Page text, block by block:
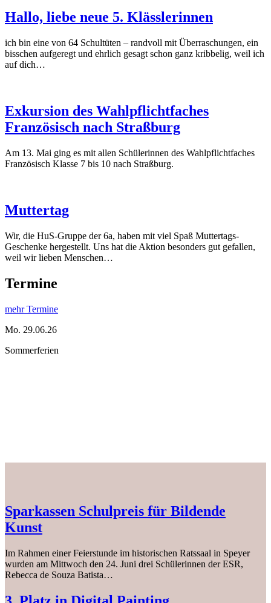
Hallo, liebe neue 5. Klässlerinnen
ich bin eine von 64 Schultüten – randvoll mit Überraschungen, ein
bisschen aufgeregt und ehrlich gesagt schon ganz kribbelig, weil ich
auf dich…
Exkursion des Wahlpflichtfaches
Französisch nach Straßburg
Am 13. Mai ging es mit allen Schülerinnen des Wahlpflichtfaches
Französisch Klasse 7 bis 10 nach Straßburg.
Muttertag
Wir, die HuS-Gruppe der 6a, haben mit viel Spaß Muttertags-
Geschenke hergestellt. Uns hat die Aktion besonders gut gefallen,
weil wir lieben Menschen…
Termine
mehr Termine
Mo. 29.06.26
Sommerferien
Sparkassen Schulpreis für Bildende
Kunst
Im Rahmen einer Feierstunde im historischen Ratssaal in Speyer
wurden am Mittwoch den 24. Juni drei Schülerinnen der ESR,
Rebecca de Souza Batista…